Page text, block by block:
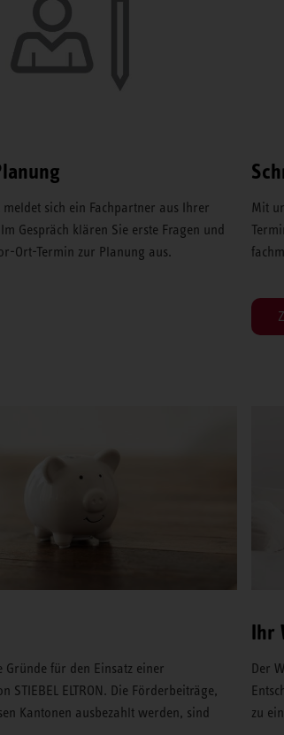
meldet sich ein Fachpartner aus Ihrer
Gespräch klären Sie erste Fragen und
Ort-Termin zur Planung aus.
Mit
Gründe für den Einsatz einer
STIEBEL ELTRON. Die Förderbeiträge,
Kantonen ausbezahlt werden, sind
Ihr
Der
zu